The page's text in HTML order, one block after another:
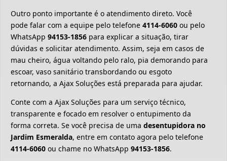
Outro ponto importante é o atendimento direto. Você
pode falar com a equipe pelo telefone 4114-6060 ou pelo
WhatsApp 94153-1856 para explicar a situação, tirar
dúvidas e solicitar atendimento. Assim, seja em casos de
mau cheiro, água voltando pelo ralo, pia demorando para
escoar, vaso sanitário transbordando ou esgoto
retornando, a Ajax Soluções está preparada para ajudar.
Conte com a Ajax Soluções para um serviço técnico,
transparente e focado em resolver o entupimento da
forma correta. Se você precisa de uma desentupidora no
Jardim Esmeralda, entre em contato agora pelo telefone
4114-6060 ou chame no WhatsApp 94153-1856.